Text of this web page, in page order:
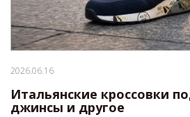
2026.06.16
Итальянские кроссовки
джинсы и другое